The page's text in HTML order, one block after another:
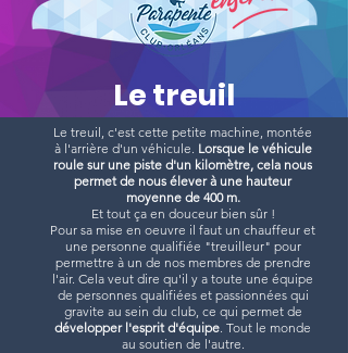
Le treuil
Le treuil, c'est cette petite machine, montée
à l'arrière d'un véhicule. Lorsque le véhicule
roule sur une piste d'un kilomètre, cela nous
permet de nous élever à une hauteur
moyenne de 400 m.
Et tout ça en douceur bien sûr !
Pour sa mise en oeuvre il faut un chauffeur et
une personne qualifiée "treuilleur" pour
permettre à un de nos membres de prendre
l'air. Cela veut dire qu'il y a toute une équipe
de personnes qualifiées et passionnées qui
gravite au sein du club, ce qui permet de
développer l'esprit d'équipe. Tout le monde
au soutien de l'autre.